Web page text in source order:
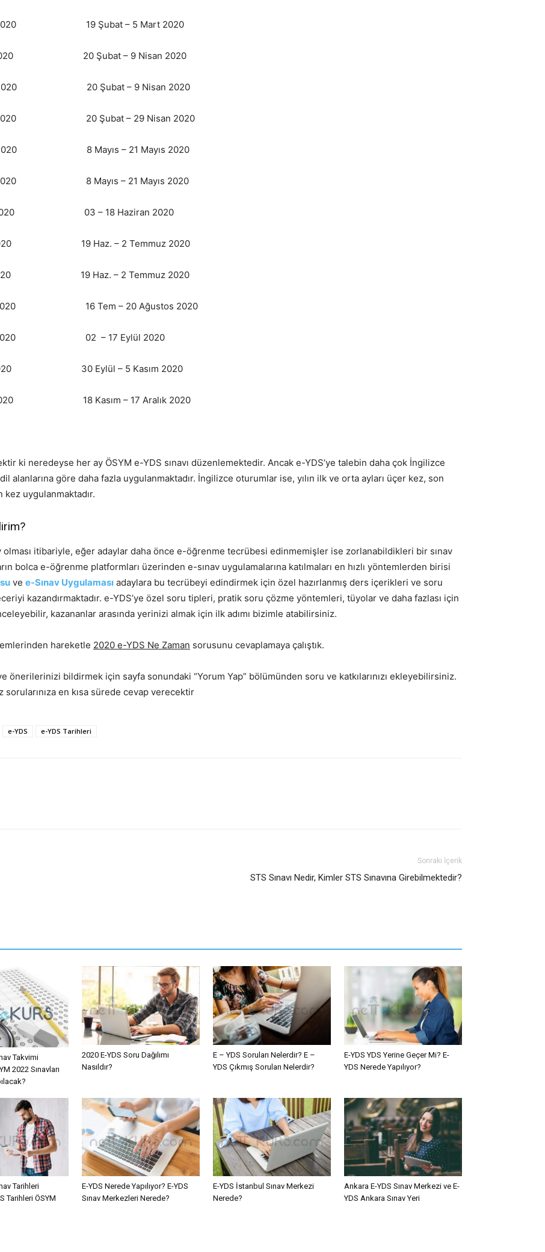
19 Şubat – 5 Mart 2020
20 Şubat – 9 Nisan 2020
20 Şubat – 9 Nisan 2020
20 Şubat – 29 Nisan 2020
8 Mayıs – 21 Mayıs 2020
8 Mayıs – 21 Mayıs 2020
03 – 18 Haziran 2020
19 Haz. – 2 Temmuz 2020
19 Haz. – 2 Temmuz 2020
16 Tem – 20 Ağustos 2020
02 – 17 Eylül 2020
30 Eylül – 5 Kasım 2020
18 Kasım – 17 Aralık 2020
ki neredeyse her ay ÖSYM e-YDS sınavı düzenlemektedir. Ancak e-YDS’ye talebin daha çok İngilizce
alanlarına göre daha fazla uygulanmaktadır. İngilizce oturumlar ise, yılın ilk ve orta ayları üçer kez, son
uygulanmaktadır.
olması itibariyle, eğer adaylar daha önce e-öğrenme tecrübesi edinmemişler ise zorlanabildikleri bir sınav
bolca e-öğrenme platformları üzerinden e-sınav uygulamalarına katılmaları en hızlı yöntemlerden birisi
ve e-Sınav Uygulaması adaylara bu tecrübeyi edindirmek için özel hazırlanmış ders içerikleri ve soru
kazandırmaktadır. e-YDS’ye özel soru tipleri, pratik soru çözme yöntemleri, tüyolar ve daha fazlası için
kazananlar arasında yerinizi almak için ilk adımı bizimle atabilirsiniz.
hareketle 2020 e-YDS Ne Zaman sorusunu cevaplamaya çalıştık.
önerilerinizi bildirmek için sayfa sonundaki “Yorum Yap” bölümünden soru ve katkılarınızı ekleyebilirsiniz.
sorularınıza en kısa sürede cevap verecektir
e-YDS e-YDS Tarihleri
Sonraki İçerik
STS Sınavı Nedir, Kimler STS Sınavına Girebilmektedir?
Takvimi
2022 Sınavları
2020 E-YDS Soru Dağılımı
Nasıldır?
E – YDS Soruları Nelerdir? E –
YDS Çıkmış Soruları Nelerdir?
E-YDS YDS Yerine Geçer Mi? E-
YDS Nerede Yapılıyor?
Tarihleri
Tarihleri ÖSYM
E-YDS Nerede Yapılıyor? E-YDS
Sınav Merkezleri Nerede?
E-YDS İstanbul Sınav Merkezi
Nerede?
Ankara E-YDS Sınav Merkezi ve E-
YDS Ankara Sınav Yeri